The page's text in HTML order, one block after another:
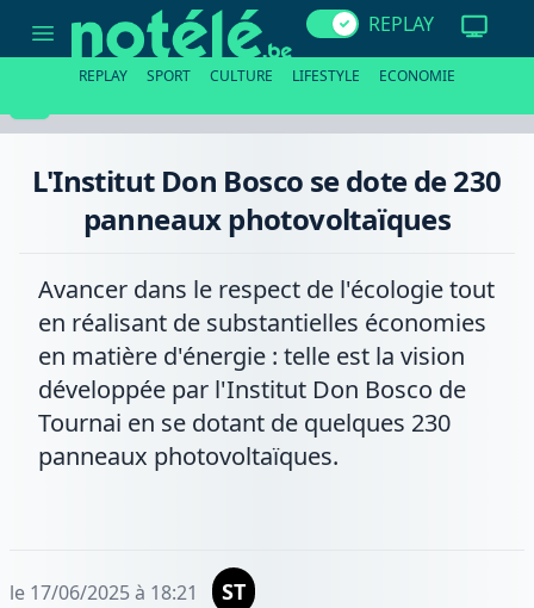
Bosco
230
REPLAY
REPLAY SPORT CULTURE LIFESTYLE ECONOMIE
L'Institut Don Bosco se dote de 230
panneaux photovoltaïques
Avancer dans le respect de l'écologie tout
en réalisant de substantielles économies
en matière d'énergie : telle est la vision
développée par l'Institut Don Bosco de
Tournai en se dotant de quelques 230
panneaux photovoltaïques.
le 17/06/2025 à 18:21 ST